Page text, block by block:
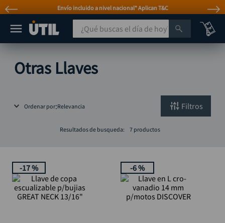
Envío incluido a nivel nacional* Aplican T&C
¿Qué buscas el día de hoy?
Otras Llaves
Ordenar por Relevancia Filtros
Resultados de busqueda: 7 productos
-17 % -6 %
taladro
compresor
sierra circular
broca
llave impacto
hidrolavadora